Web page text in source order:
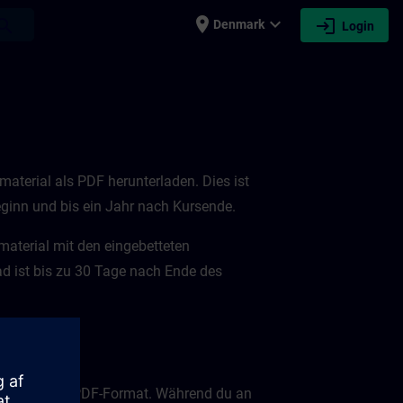
place Denmark expand_more login Login
als PDF herunterladen. Dies ist
und bis ein Jahr nach Kursende.
mit den eingebetteten
ist bis zu 30 Tage nach Ende des
Form im PDF-Format. Während du an